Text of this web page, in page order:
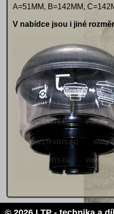
A=51MM, B=142MM,
V nabídce jsou i jiné